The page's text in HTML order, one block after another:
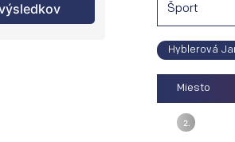
Šport
Hyblerová
Miesto
2.